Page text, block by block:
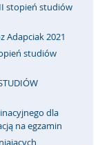
stopień studiów
Adapciak 2021
studiów
dla
na egzamin